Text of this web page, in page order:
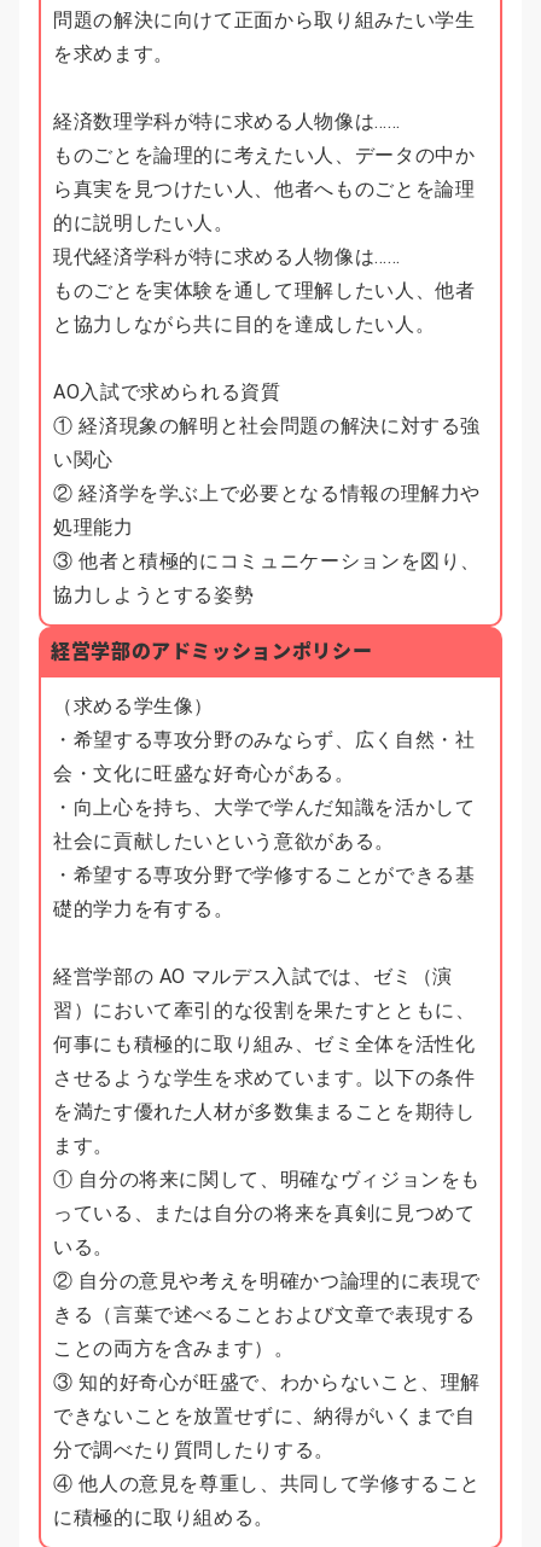
問題の解決に向けて正面から取り組みたい学生
を求めます。
経済数理学科が特に求める人物像は……
ものごとを論理的に考えたい人、データの中か
ら真実を見つけたい人、他者へものごとを論理
的に説明したい人。
現代経済学科が特に求める人物像は……
ものごとを実体験を通して理解したい人、他者
と協力しながら共に目的を達成したい人。
AO入試で求められる資質
① 経済現象の解明と社会問題の解決に対する強
い関心
② 経済学を学ぶ上で必要となる情報の理解力や
処理能力
③ 他者と積極的にコミュニケーションを図り、
協力しようとする姿勢
経営学部のアドミッションポリシー
（求める学生像）
・希望する専攻分野のみならず、広く自然・社
会・文化に旺盛な好奇心がある。
・向上心を持ち、大学で学んだ知識を活かして
社会に貢献したいという意欲がある。
・希望する専攻分野で学修することができる基
礎的学力を有する。
経営学部の AO マルデス入試では、ゼミ（演
習）において牽引的な役割を果たすとともに、
何事にも積極的に取り組み、ゼミ全体を活性化
させるような学生を求めています。以下の条件
を満たす優れた人材が多数集まることを期待し
ます。
① 自分の将来に関して、明確なヴィジョンをも
っている、または自分の将来を真剣に見つめて
いる。
② 自分の意見や考えを明確かつ論理的に表現で
きる（言葉で述べることおよび文章で表現する
ことの両方を含みます）。
③ 知的好奇心が旺盛で、わからないこと、理解
できないことを放置せずに、納得がいくまで自
分で調べたり質問したりする。
④ 他人の意見を尊重し、共同して学修すること
に積極的に取り組める。